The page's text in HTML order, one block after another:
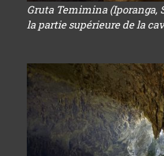
Gruta Temimina (Iporanga,
la partie supérieure de la